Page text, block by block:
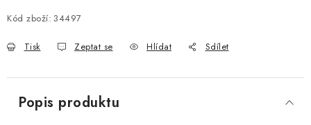
Kód zboží: 34497
Tisk Zeptat se Hlídat Sdílet
Popis produktu